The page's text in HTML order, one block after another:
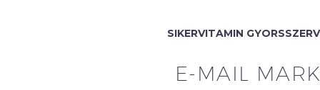
SIKERVITAMIN
E-MAIL